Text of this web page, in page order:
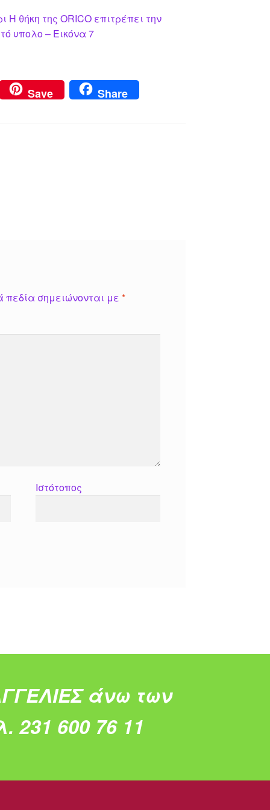
Η θήκη της ORICO επιτρέπει την
υπολο – Εικόνα 7
Save Share
πεδία σημειώνονται με*
Ιστότοπος
άνω των
231 600 76 11